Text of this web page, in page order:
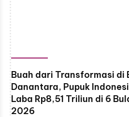
Buah dari Transformasi di
Danantara, Pupuk
Laba Rp8,51 Triliun di 6
2026